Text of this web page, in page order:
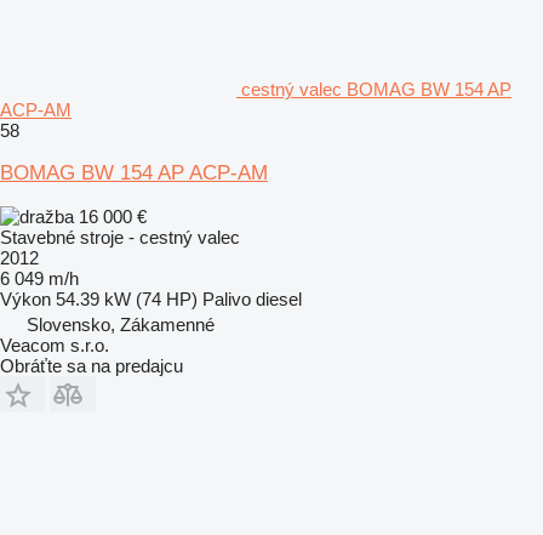
cestný valec BOMAG BW 154 AP
ACP-AM
58
BOMAG BW 154 AP ACP-AM
16 000 €
Stavebné stroje - cestný valec
2012
6 049 m/h
Výkon 54.39 kW (74 HP) Palivo diesel
Slovensko, Zákamenné
Veacom s.r.o.
Obráťte sa na predajcu